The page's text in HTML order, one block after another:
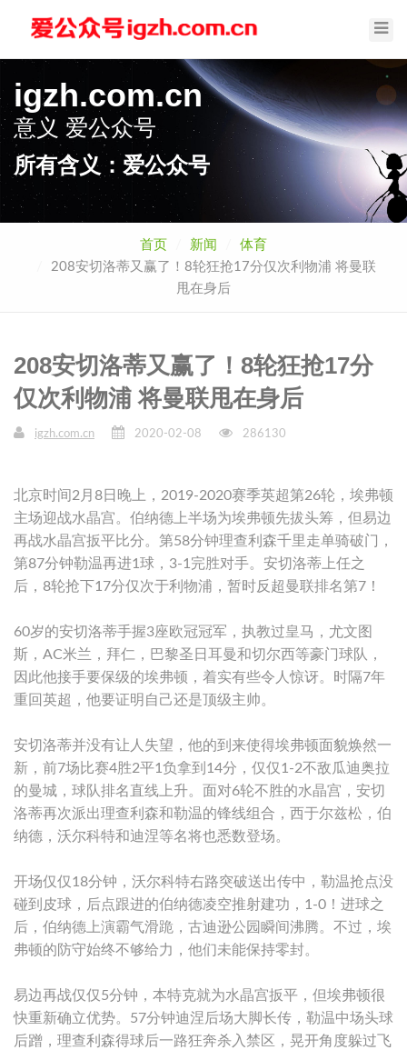
igzh.com.cn
意义爱公众号
所有含义：爱公众号
首页 新闻
体育
208安切洛蒂又赢了！8轮狂抢17分仅次利物浦 将曼联
甩在身后
208安切洛蒂又赢了！8轮狂抢17分
仅次利物浦 将曼联甩在身后
igzh.com.cn 2020-02-08 286130
北京时间2月8日晚上，2019-2020赛季英超第26轮，埃弗顿
主场迎战水晶宫。伯纳德上半场为埃弗顿先拔头筹，但易边
再战水晶宫扳平比分。第58分钟理查利森千里走单骑破门，
第87分钟勒温再进1球，3-1完胜对手。安切洛蒂上任之
后，8轮抢下17分仅次于利物浦，暂时反超曼联排名第7！
60岁的安切洛蒂手握3座欧冠冠军，执教过皇马，尤文图
斯，AC米兰，拜仁，巴黎圣日耳曼和切尔西等豪门球队，
因此他接手要保级的埃弗顿，着实有些令人惊讶。时隔7年
重回英超，他要证明自己还是顶级主帅。
安切洛蒂并没有让人失望，他的到来使得埃弗顿面貌焕然一
新，前7场比赛4胜2平1负拿到14分，仅仅1-2不敌瓜迪奥拉
的曼城，球队排名直线上升。面对6轮不胜的水晶宫，安切
洛蒂再次派出理查利森和勒温的锋线组合，西于尔兹松，伯
纳德，沃尔科特和迪涅等名将也悉数登场。
开场仅仅18分钟，沃尔科特右路突破送出传中，勒温抢点没
碰到皮球，后点跟进的伯纳德凌空推射建功，1-0！进球之
后，伯纳德上演霸气滑跪，古迪逊公园瞬间沸腾。不过，埃
弗顿的防守始终不够给力，他们未能保持零封。
易边再战仅仅5分钟，本特克就为水晶宫扳平，但埃弗顿很
快重新确立优势。57分钟迪涅后场大脚长传，勒温中场头球
后蹭，理查利森得球后一路狂奔杀入禁区，晃开角度躲过飞